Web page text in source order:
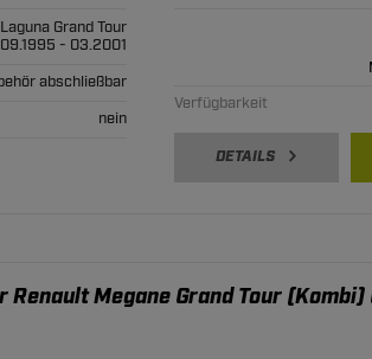
Grand Tour
09.1995 - 03.2001
abschließbar
nein
Verfügbarkeit
DETAILS
Renault Megane Grand Tour